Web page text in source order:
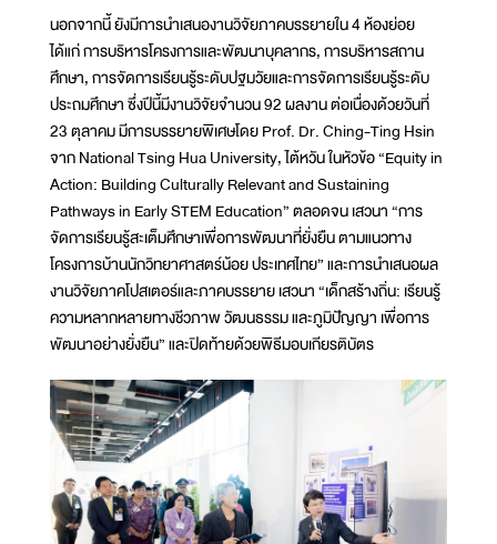
นอกจากนี้ ยังมีการนำเสนองานวิจัยภาคบรรยายใน 4 ห้องย่อย
ได้แก่ การบริหารโครงการและพัฒนาบุคลากร, การบริหารสถาน
ศึกษา, การจัดการเรียนรู้ระดับปฐมวัยและการจัดการเรียนรู้ระดับ
ประถมศึกษา ซึ่งปีนี้มีงานวิจัยจำนวน 92 ผลงาน ต่อเนื่องด้วยวันที่
23 ตุลาคม มีการบรรยายพิเศษโดย Prof. Dr. Ching-Ting Hsin
จาก National Tsing Hua University, ไต้หวัน ในหัวข้อ “Equity in
Action: Building Culturally Relevant and Sustaining
Pathways in Early STEM Education” ตลอดจน เสวนา “การ
จัดการเรียนรู้สะเต็มศึกษาเพื่อการพัฒนาที่ยั่งยืน ตามแนวทาง
โครงการบ้านนักวิทยาศาสตร์น้อย ประเทศไทย” และการนำเสนอผล
งานวิจัยภาคโปสเตอร์และภาคบรรยาย เสวนา “เด็กสร้างถิ่น: เรียนรู้
ความหลากหลายทางชีวภาพ วัฒนธรรม และภูมิปัญญา เพื่อการ
พัฒนาอย่างยั่งยืน” และปิดท้ายด้วยพิธีมอบเกียรติบัตร